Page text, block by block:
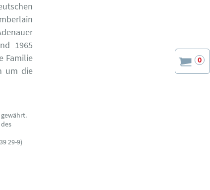
0
1965
Familie
um die
29-9)